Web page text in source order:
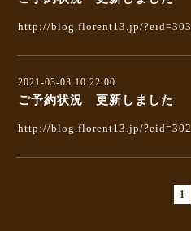
http://blog.florent13.jp/?eid=303
2021-03-03 10:22:00
ご予約状況 更新しました
http://blog.florent13.jp/?eid=302
1